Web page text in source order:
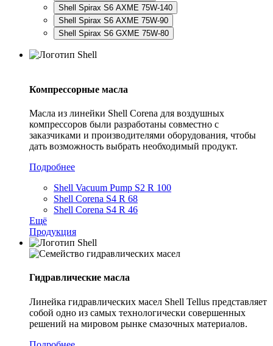
Shell Spirax S6 AXME 75W-140
Shell Spirax S6 AXME 75W-90
Shell Spirax S6 GXME 75W-80
Компрессорные масла
Масла из линейки Shell Corena для воздушных
компрессоров были разработаны совместно с
заказчиками и производителями оборудования, чтобы
дать возможность выбрать необходимый продукт.
Подробнее
Shell Vacuum Pump S2 R 100
Shell Corena S4 R 68
Shell Corena S4 R 46
Ещё
Продукция
Гидравлические масла
Линейка гидравлических масел Shell Tellus представляет
собой одно из самых технологически совершенных
решений на мировом рынке смазочных материалов.